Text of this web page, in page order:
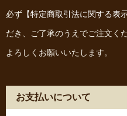
必ず 【特定商取引法に関する表示
だき、ご了承のうえでご注文くだ
よろしくお願いいたします。
お支払いについて